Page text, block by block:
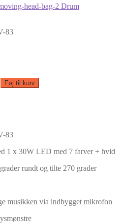
83
Føj til kurv
83
1 x 30W LED med 7 farver + hvid
rundt og tilte 270 grader
musikken via indbygget mikrofon